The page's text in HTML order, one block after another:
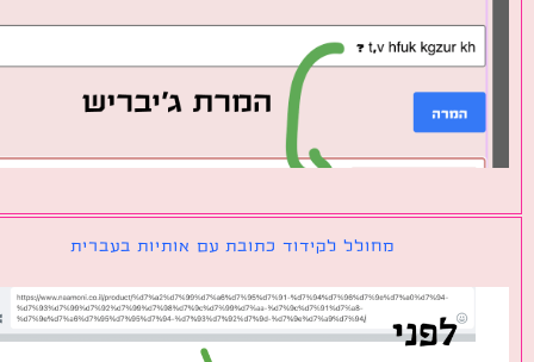
מחולל לקידוד כתובת עם אותיות בעברית